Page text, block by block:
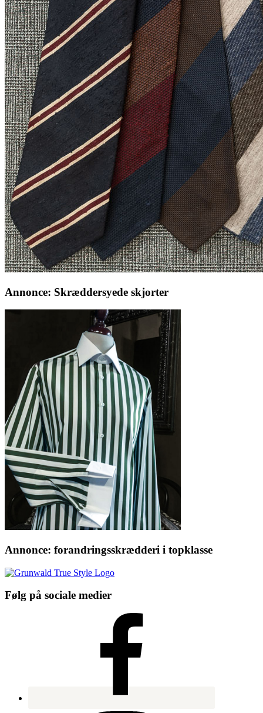
Annonce: Skræddersyede skjorter
Annonce: forandringsskrædderi i topklasse
Følg på sociale medier